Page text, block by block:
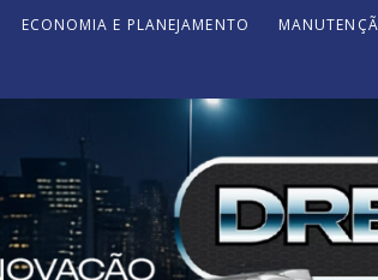
ECONOMIA E PLANEJAMENTO